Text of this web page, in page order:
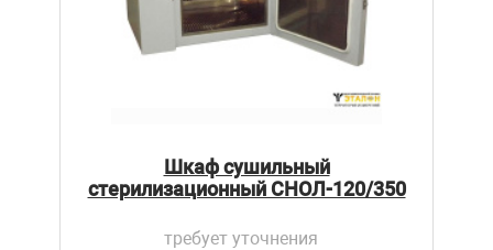
Шкаф сушильный
стерилизационный СНОЛ-120/350
требует уточнения